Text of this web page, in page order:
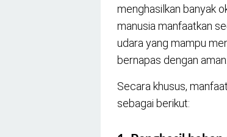
menghasilkan banyak
manusia manfaatkan
udara yang mampu
bernapas dengan aman.
Secara khusus,
sebagai berikut: